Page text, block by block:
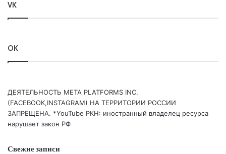
Понравился выпуск?
Пользовательская оценка:Будь первым !
VK
OK
ДЕЯТЕЛЬНОСТЬ МЕТА PLATFORMS INC.
(FACEBOOK,INSTAGRAM) НА ТЕРРИТОРИИ РОССИИ
ЗАПРЕЩЕНА. *YouTube РКН: иностранный владелец ресурса
нарушает закон РФ
Свежие записи